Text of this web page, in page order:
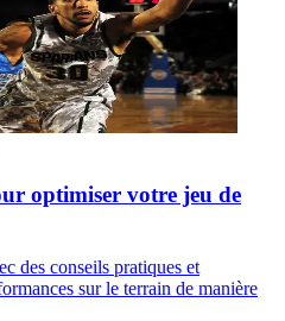
optimiser votre jeu de
des conseils pratiques et
sur le terrain de manière